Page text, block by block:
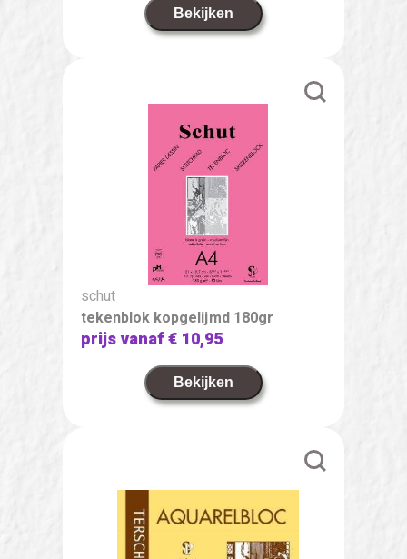
Bekijken
schut
tekenblok kopgelijmd 180gr
prijs vanaf€ 10,95
Bekijken